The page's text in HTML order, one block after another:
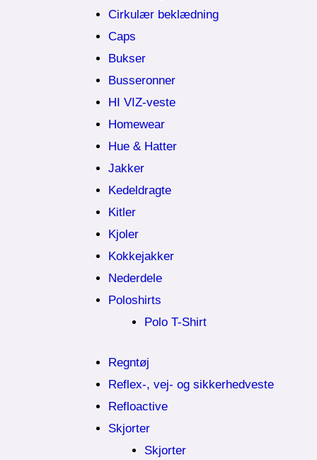
Cirkulær beklædning
Caps
Bukser
Busseronner
HI VIZ-veste
Homewear
Hue & Hatter
Jakker
Kedeldragte
Kitler
Kjoler
Kokkejakker
Nederdele
Poloshirts
Polo T-Shirt
Regntøj
Reflex-, vej- og sikkerhedveste
Refloactive
Skjorter
Skjorter